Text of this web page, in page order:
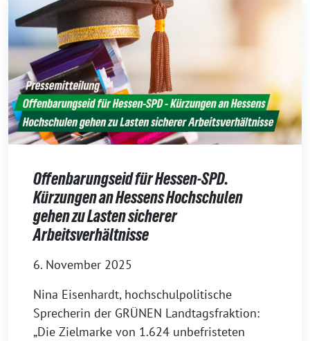
Offenbarungseid für Hessen-SPD.
Kürzungen an Hessens Hochschulen
gehen zu Lasten sicherer
Arbeitsverhältnisse
6. November 2025
Nina Eisenhardt, hochschulpolitische
Sprecherin der GRÜNEN Landtagsfraktion:
„Die Zielmarke von 1.624 unbefristeten